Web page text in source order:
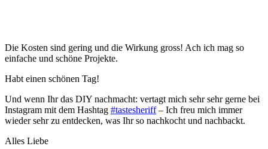
Die Kosten sind gering und die Wirkung gross! Ach ich mag so
einfache und schöne Projekte.
Habt einen schönen Tag!
Und wenn Ihr das DIY nachmacht: vertagt mich sehr sehr gerne bei
Instagram mit dem Hashtag #tastesheriff– Ich freu mich immer
wieder sehr zu entdecken, was Ihr so nachkocht und nachbackt.
Alles Liebe